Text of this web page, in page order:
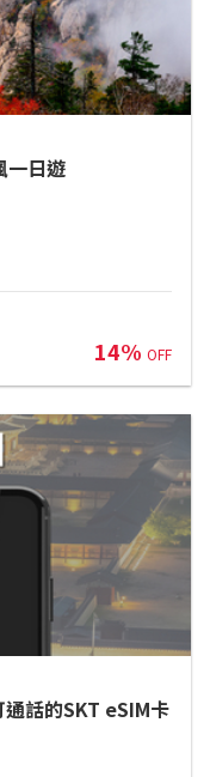
一日遊
14% OFF
話的SKT eSIM卡